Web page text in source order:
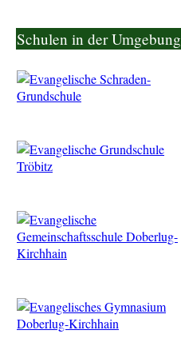
Schulen in der Umgebung